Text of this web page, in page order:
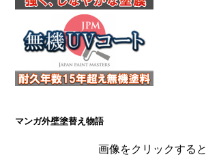
マンガ外壁塗替え物語
画像をクリックすると